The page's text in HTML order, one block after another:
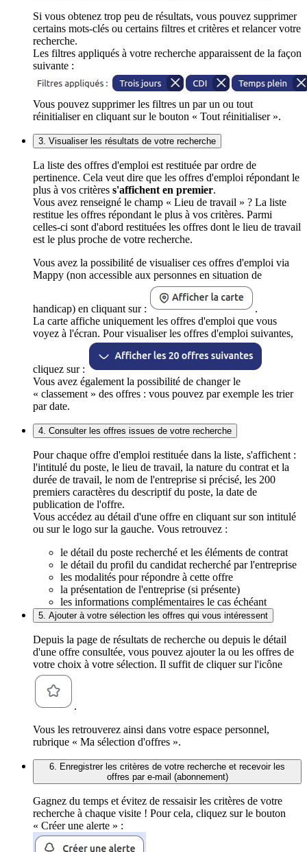
Si vous obtenez trop peu de résultats, vous pouvez supprimer
certains mots-clés ou certains filtres et critères et relancer votre
recherche.
Les filtres appliqués à votre recherche apparaissent de la façon
suivante :
Vous pouvez supprimer les filtres un par un ou tout
réinitialiser en cliquant sur le bouton « Tout réinitialiser ».
3. Visualiser les résultats de votre recherche
La liste des offres d'emploi est restituée par ordre de
pertinence. Cela veut dire que les offres d'emploi répondant le
plus à vos critères s'affichent en premier.
Vous avez renseigné le champ « Lieu de travail » ? La liste
restitue les offres répondant le plus à vos critères. Parmi
celles-ci sont d'abord restituées les offres dont le lieu de travail
est le plus proche de votre recherche.
Vous avez la possibilité de visualiser ces offres d'emploi via
Mappy (non accessible aux personnes en situation de
handicap) en cliquant sur :
.
La carte affiche uniquement les offres d'emploi que vous
voyez à l'écran. Pour visualiser les offres d'emploi suivantes,
cliquez sur :
Vous avez également la possibilité de changer le
« classement » des offres : vous pouvez par exemple les trier
par date.
4. Consulter les offres issues de votre recherche
Pour chaque offre d'emploi restituée dans la liste, s'affichent :
l'intitulé du poste, le lieu de travail, la nature du contrat et la
durée de travail, le nom de l'entreprise si précisé, les 200
premiers caractères du descriptif du poste, la date de
publication de l'offre.
Vous accédez au détail d'une offre en cliquant sur son intitulé
ou sur le logo sur la gauche. Vous retrouvez :
le détail du poste recherché et les éléments de contrat
le détail du profil du candidat recherché par l'entreprise
les modalités pour répondre à cette offre
la présentation de l'entreprise (si présente)
les informations complémentaires le cas échéant
5. Ajouter à votre sélection les offres qui vous intéressent
Depuis la page de résultats de recherche ou depuis le détail
d'une offre consultée, vous pouvez ajouter la ou les offres de
votre choix à votre sélection. Il suffit de cliquer sur l'icône
.
Vous les retrouverez ainsi dans votre espace personnel,
rubrique « Ma sélection d'offres ».
6. Enregistrer les critères de votre recherche et recevoir les
offres par e-mail (abonnement)
Gagnez du temps et évitez de ressaisir les critères de votre
recherche à chaque visite ! Pour cela, cliquez sur le bouton
« Créer une alerte » :